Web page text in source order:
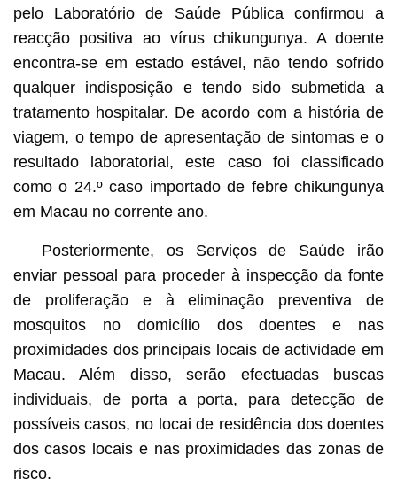
pelo Laboratório de Saúde Pública confirmou a
reacção positiva ao vírus chikungunya. A doente
encontra-se em estado estável, não tendo sofrido
qualquer indisposição e tendo sido submetida a
tratamento hospitalar. De acordo com a história de
viagem, o tempo de apresentação de sintomas e o
resultado laboratorial, este caso foi classificado
como o 24.º caso importado de febre chikungunya
em Macau no corrente ano.
Posteriormente, os Serviços de Saúde irão
enviar pessoal para proceder à inspecção da fonte
de proliferação e à eliminação preventiva de
mosquitos no domicílio dos doentes e nas
proximidades dos principais locais de actividade em
Macau. Além disso, serão efectuadas buscas
individuais, de porta a porta, para detecção de
possíveis casos, no locai de residência dos doentes
dos casos locais e nas proximidades das zonas de
risco.